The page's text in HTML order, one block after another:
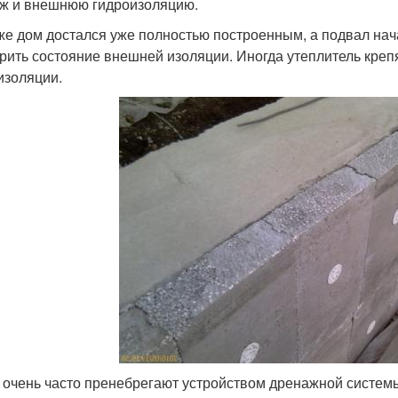
дом достался уже полностью построенным, а подвал
состояние внешней изоляции. Иногда утеплитель
часто пренебрегают устройством дренажной